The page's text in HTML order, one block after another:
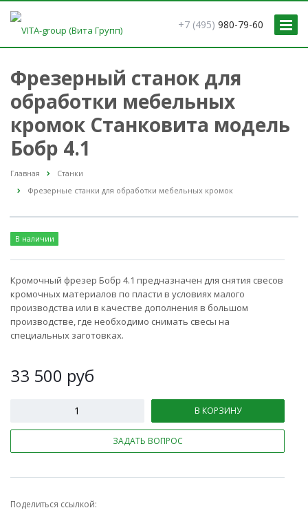
+7 (495) 980-79-60
Фрезерный станок для
обработки мебельных
кромок Станковита модель
Бобр 4.1
Главная
Станки
Фрезерные станки для обработки мебельных кромок
В наличии
Кромочный фрезер Бобр 4.1 предназначен для снятия свесов
кромочных материалов по пласти в условиях малого
производства или в качестве дополнения в большом
производстве, где необходимо снимать свесы на
специальных заготовках.
33 500 руб
В КОРЗИНУ
ЗАДАТЬ ВОПРОС
Поделиться ссылкой: